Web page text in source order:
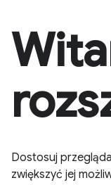
Dostosuj
zwiększyć jej